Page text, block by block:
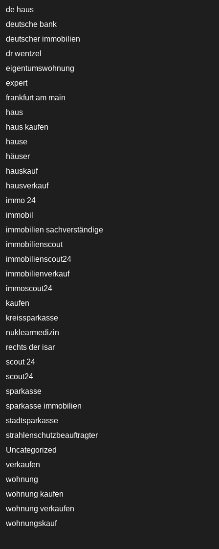
de haus
deutsche bank
deutscher immobilien
dr wentzel
eigentumswohnung
expert
frankfurt am main
haus
haus kaufen
hause
häuser
hauskauf
hausverkauf
immo 24
immobil
immobilien sachverständige
immobilienscout
immobilienscout24
immobilienverkauf
immoscout24
kaufen
kreissparkasse
nuklearmedizin
rechts der isar
scout 24
scout24
sparkasse
sparkasse immobilien
stadtsparkasse
strahlenschutzbeauftragter
Uncategorized
verkaufen
wohnung
wohnung kaufen
wohnung verkaufen
wohnungskauf